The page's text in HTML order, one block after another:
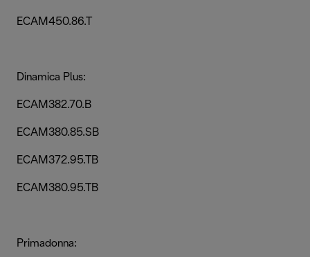
ECAM450.86.T
Dinamica Plus:
ECAM382.70.B
ECAM380.85.SB
ECAM372.95.TB
ECAM380.95.TB
Primadonna: